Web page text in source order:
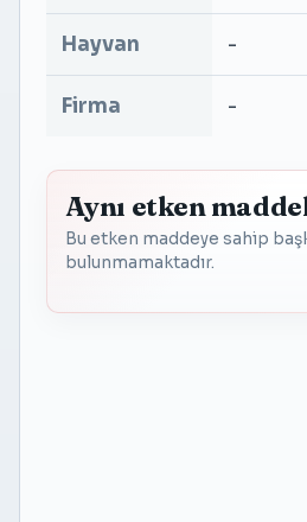
Hayvan -
Firma -
Aynı etken
Bu etken maddeye sahip
bulunmamaktadır.